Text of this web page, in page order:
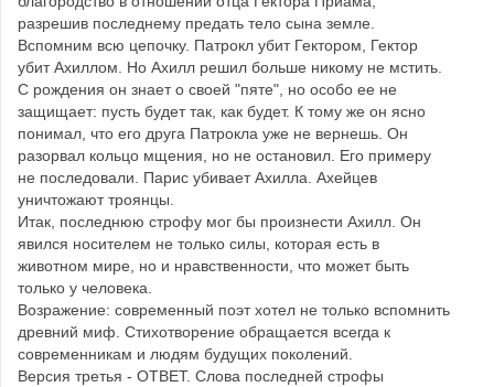
разрешив последнему предать тело сына земле.
Вспомним всю цепочку. Патрокл убит Гектором, Гектор
убит Ахиллом. Но Ахилл решил больше никому не мстить.
С рождения он знает о своей "пяте", но особо ее не
защищает: пусть будет так, как будет. К тому же он ясно
понимал, что его друга Патрокла уже не вернешь. Он
разорвал кольцо мщения, но не остановил. Его примеру
не последовали. Парис убивает Ахилла. Ахейцев
уничтожают троянцы.
Итак, последнюю строфу мог бы произнести Ахилл. Он
явился носителем не только силы, которая есть в
животном мире, но и нравственности, что может быть
только у человека.
Возражение: современный поэт хотел не только вспомнить
древний миф. Стихотворение обращается всегда к
современникам и людям будущих поколений.
Версия третья - ОТВЕТ. Слова последней строфы